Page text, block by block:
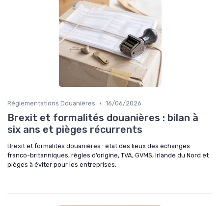
Réglementations Douanières • 16/06/2026
Brexit et formalités douanières : bilan à
six ans et pièges récurrents
Brexit et formalités douanières : état des lieux des échanges
franco-britanniques, règles d’origine, TVA, GVMS, Irlande du Nord et
pièges à éviter pour les entreprises.